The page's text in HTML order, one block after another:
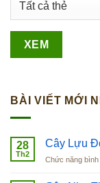
BÀI VIẾT MỚI
28
Th2
Cây Lựu
Chức năng bình